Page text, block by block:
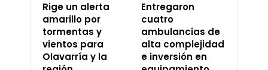
Rige un alerta
amarillo por
tormentas y
vientos para
Olavarría y la
Entregaron
cuatro
ambulancias de
alta complejidad
e inversión en